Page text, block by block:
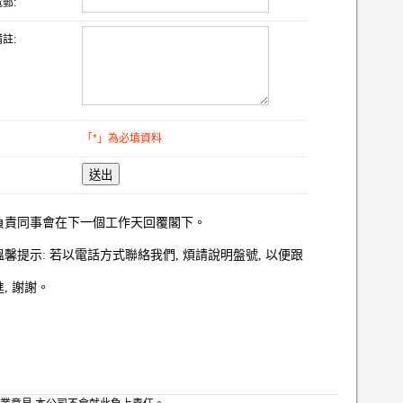
郵:
註:
「*」為必填資料
送出
責同事會在下一個工作天回覆閣下。
馨提示: 若以電話方式聯絡我們, 煩請說明盤號, 以便跟
, 謝謝。